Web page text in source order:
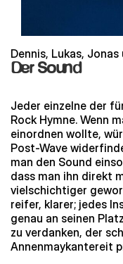
Dennis, Lukas,
Der Sound
Jeder einzelne der
Rock Hymne. Wenn
einordnen wollte,
Post-Wave
man den Sound
dass man ihn direkt
vielschichtiger
reifer, klarer; jedes
genau an seinen
zu verdanken, der
Annenmaykantereit